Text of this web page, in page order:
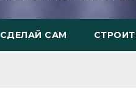
СДЕЛАЙ САМ